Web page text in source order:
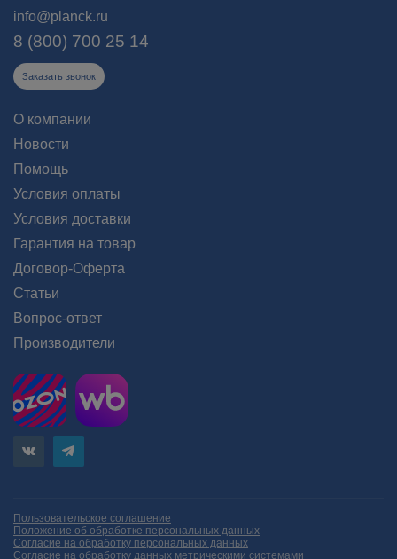
info@planck.ru
8 (800) 700 25 14
Заказать звонок
О компании
Новости
Помощь
Условия оплаты
Условия доставки
Гарантия на товар
Договор-Оферта
Статьи
Вопрос-ответ
Производители
Пользовательское соглашение
Положение об обработке персональных данных
Согласие на обработку персональных данных
Согласие на обработку данных метрическими системами